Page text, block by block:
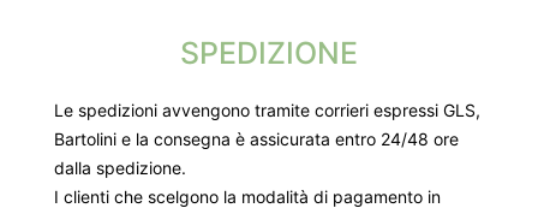
SPEDIZIONE
Le spedizioni avvengono tramite corrieri espressi GLS,
Bartolini e la consegna è assicurata entro 24/48 ore
dalla spedizione.
I clienti che scelgono la modalità di pagamento in